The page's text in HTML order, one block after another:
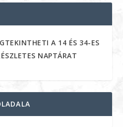
A 14 ÉS 34-ES
NAPTÁRAT